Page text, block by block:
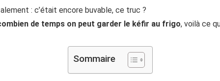
: c’était encore buvable, ce truc ?
de temps on peut garder le kéfir au frigo, voilà ce
Sommaire